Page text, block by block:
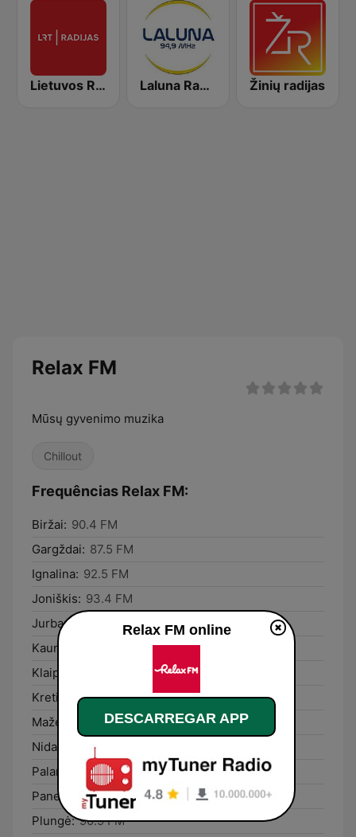
Lietuvos Radijas 1 (LRT) Laluna Radijo 94.9 FM Žinių radijas
Relax FM
Mūsų gyvenimo muzika
Chillout
Frequências Relax FM:
Biržai: 90.4 FM
Gargždai: 87.5 FM
Ignalina: 92.5 FM
Joniškis: 93.4 FM
Jurbarkas:
87.9 FM
Kaunas:
Klaipėda:
Kretinga: 87.5 FM
Mažeikiai:
106,8
Nida:
Palanga:
87.5 FM
Panevėžys: 94.3 FM
Plungė: 90.9 FM
Relax FM online
DESCARREGAR APP